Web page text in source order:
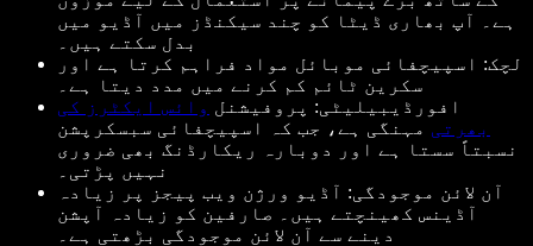
ہے۔ آپ بھاری ڈیٹا کو چند سیکنڈز میں آڈیو میں
بدل سکتے ہیں۔
لچک: اسپیچفائی موبائل مواد فراہم کرتا ہے اور
سکرین ٹائم کم کرنے میں مدد دیتا ہے۔
افورڈیبیلیٹی: پروفیشنل وائس ایکٹرز کی
بھرتی مہنگی ہے، جب کہ اسپیچفائی سبسکرپشن
نسبتاً سستا ہے اور دوبارہ ریکارڈنگ بھی ضروری
نہیں پڑتی۔
آن لائن موجودگی: آڈیو ورژن ویب پیجز پر زیادہ
آڈینس کھینچتے ہیں۔ صارفین کو زیادہ آپشن
دینے سے آن لائن موجودگی بڑھتی ہے۔